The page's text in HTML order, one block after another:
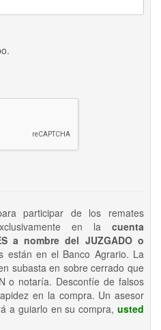
participar de los remates
en la cuenta
a nombre del JUZGADO o
están en el Banco Agrario. La
subasta en sobre cerrado que
o notaría. Desconfíe de falsos
en la compra. Un asesor
a guiarlo en su compra, usted